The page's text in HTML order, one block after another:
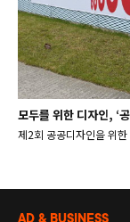
모두를 위한 디자인, ‘
제2회 공공디자인을 위한